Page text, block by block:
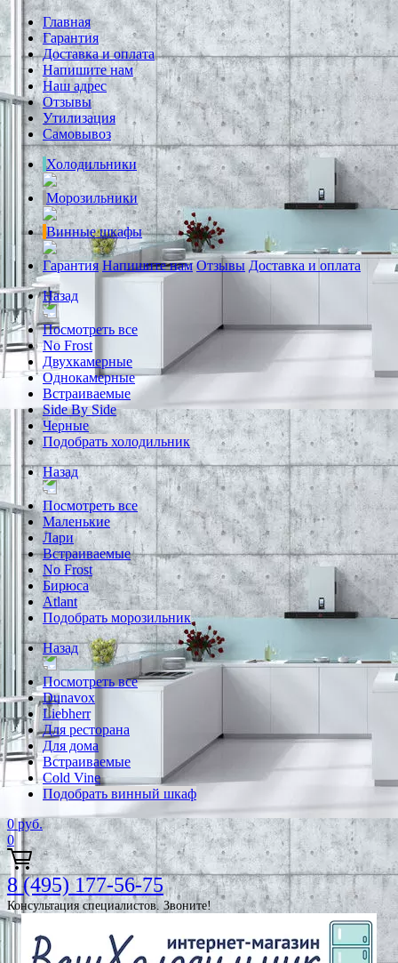
Главная
Гарантия
Доставка и оплата
Напишите нам
Наш адрес
Отзывы
Утилизация
Самовывоз
Холодильники
Морозильники
Винные шкафы
Гарантия Напишите нам Отзывы Доставка и оплата
Назад
Посмотреть все
No Frost
Двухкамерные
Однокамерные
Встраиваемые
Side By Side
Черные
Подобрать холодильник
Назад
Посмотреть все
Маленькие
Лари
Встраиваемые
No Frost
Бирюса
Atlant
Подобрать морозильник
Назад
Посмотреть все
Dunavox
Liebherr
Для ресторана
Для дома
Встраиваемые
Cold Vine
Подобрать винный шкаф
0 руб.
0
8 (495) 177-56-75
Консультация специалистов. Звоните!